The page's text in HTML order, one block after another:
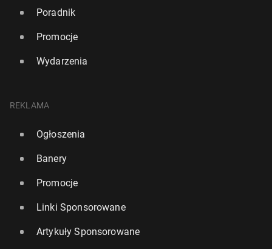
Poradnik
Promocje
Wydarzenia
REKLAMA
Ogłoszenia
Banery
Promocje
Linki Sponsorowane
Artykuły Sponsorowane